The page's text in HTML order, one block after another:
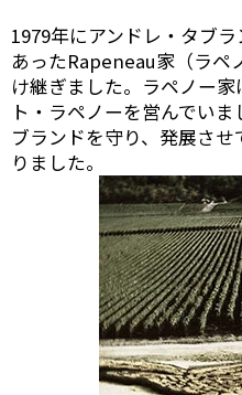
1979年にアンドレ・タブ
あったRapeneau家（ラペ
け継ぎました。ラペノー
ト・ラペノーを営んでい
ブランドを守り、発展さ
りました。